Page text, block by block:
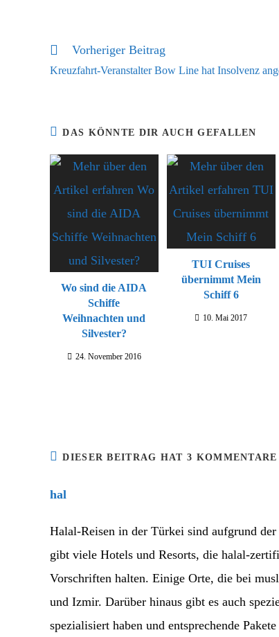
Weitere
ansehen
Vorheriger Beitrag
Kreuzfahrt-Veranstalter Bow Line hat Insolvenz
DAS KÖNNTE DIR AUCH GEFALLEN
Wo sind die AIDA
Schiffe
Weihnachten und
Silvester?
24. November 2016
TUI Cruises
übernimmt Mein
Schiff 6
10. Mai 2017
DIESER BEITRAG HAT 3 KOMMENTARE
hal
Halal-Reisen in der Türkei sind aufgrund
gibt viele Hotels und Resorts, die halal-
Vorschriften halten. Einige Orte, die bei
und Izmir. Darüber hinaus gibt es auch
spezialisiert haben und entsprechende